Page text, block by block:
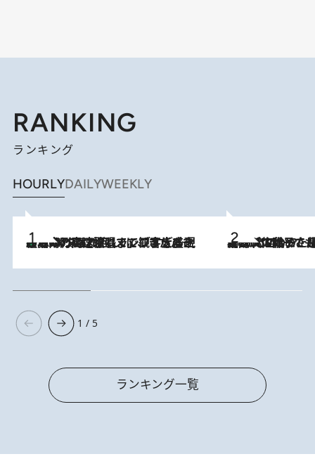
RANKING
ランキング
HOURLYDAILYWEEKLY
2026.8.7
「湘南乃風に憧れて」観客大盛上がりの“タオル回し”に、ラッパー顔負けの高速歌唱まで…さだまさし（74）のアグレッシブすぎる現在地 2026.8.5
【阿川佐和子さんの年とる力】なぜ70代で始めた趣味は“こんなに楽しい”のか？ ピアノ、俳句…スランプに陥っても続けられる“ある秘訣”とは
1 / 5
ランキング一覧